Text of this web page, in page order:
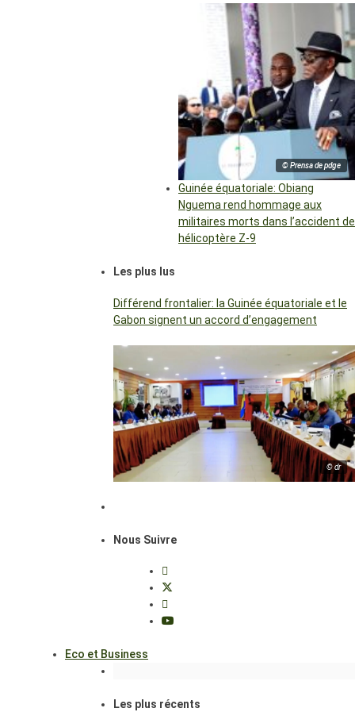
© Prensa de pdge
Guinée équatoriale: Obiang
Nguema rend hommage aux
militaires morts dans l’accident de
hélicoptère Z-9
Les plus lus
Différend frontalier: la Guinée équatoriale et le
Gabon signent un accord d’engagement
© dr
Nous Suivre
Eco et Business
Les plus récents